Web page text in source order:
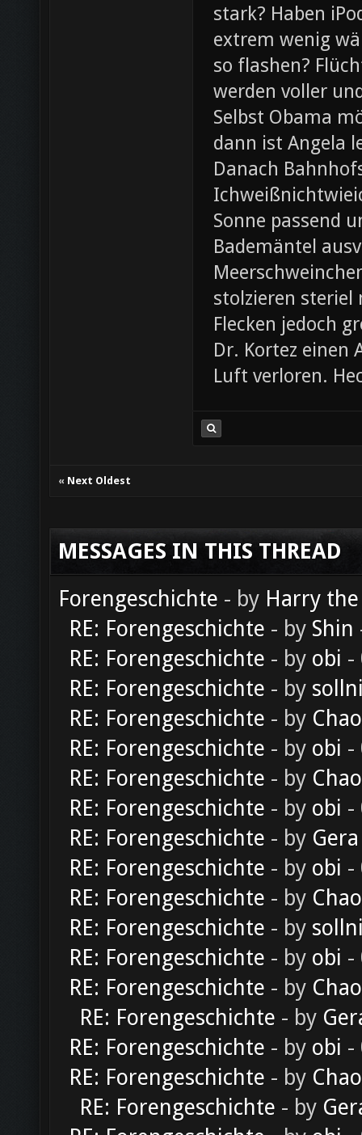
stark? Haben
extrem wenig
so flashen?
werden voller
Selbst Obama
dann ist Angela
Danach
Sonne passend
Bademäntel
stolzieren steriel
Flecken jedoch
Dr. Kortez einen
Luft verloren.
« Next Oldest
MESSAGES IN THIS THREAD
Forengeschichte - by Harry
RE: Forengeschichte - by Shin
RE: Forengeschichte - by obi -
RE: Forengeschichte - by
RE: Forengeschichte - by
RE: Forengeschichte - by obi -
RE: Forengeschichte - by
RE: Forengeschichte - by obi -
RE: Forengeschichte - by Gera
RE: Forengeschichte - by obi -
RE: Forengeschichte - by
RE: Forengeschichte - by
RE: Forengeschichte - by obi -
RE: Forengeschichte - by
RE: Forengeschichte - by
RE: Forengeschichte - by obi -
RE: Forengeschichte - by
RE: Forengeschichte - by